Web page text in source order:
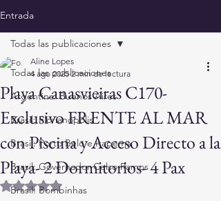
Entrada
Todas las publicaciones
Argentina: Buenos Aires
Brasil: Florianópolis
Brasil: Porto Belo e Itapema
Brasil: Governador Celso Ramos
Brasil: Bombinhas
Todas las publicaciones
Playa Canasvieiras C170-
Exclusivo FRENTE AL MAR
con Piscina y Acceso Directo a la
Playa- 2 Dormitorios- 4 Pax
Aline Lopes
4 ago 2025 2 min de lectura
Obtuvo NaN de 5 estrellas.